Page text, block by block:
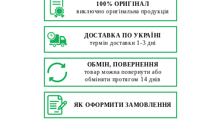
100% ОРИГІНАЛ
виключно оригінальна продукція
ДОСТАВКА ПО УКРАЇНІ
термін доставки 1-3 дні
ОБМІН, ПОВЕРНЕННЯ
товар можна повернути або
обміняти протягом 14 днів
ЯК ОФОРМИТИ ЗАМОВЛЕННЯ